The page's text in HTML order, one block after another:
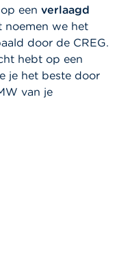
een verlaagd
noemen we het
door de CREG.
hebt op een
je het beste door
van je